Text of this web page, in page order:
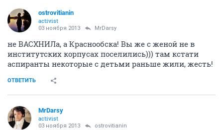
ostrovitianin
activist
03 ноября 2013 MrDarsy
не ВАСХНИЛа, а Краснообска! Вы же с женой не в
институтских корпусах поселились))) там кстати
аспиранты некоторые с детьми раньше жили, жесть!
ОТВЕТИТЬ
MrDarsy
activist
03 ноября 2013 ostrovitianin